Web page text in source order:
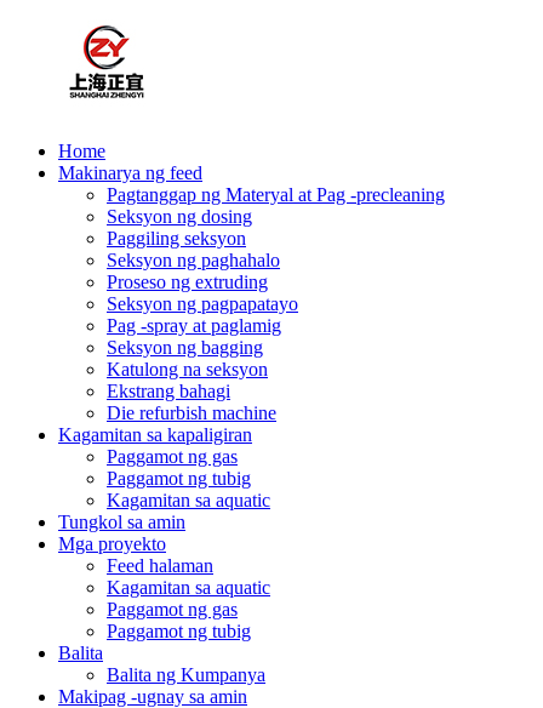
Home
Makinarya ng feed
Pagtanggap ng Materyal at Pag -precleaning
Seksyon ng dosing
Paggiling seksyon
Seksyon ng paghahalo
Proseso ng extruding
Seksyon ng pagpapatayo
Pag -spray at paglamig
Seksyon ng bagging
Katulong na seksyon
Ekstrang bahagi
Die refurbish machine
Kagamitan sa kapaligiran
Paggamot ng gas
Paggamot ng tubig
Kagamitan sa aquatic
Tungkol sa amin
Mga proyekto
Feed halaman
Kagamitan sa aquatic
Paggamot ng gas
Paggamot ng tubig
Balita
Balita ng Kumpanya
Makipag -ugnay sa amin